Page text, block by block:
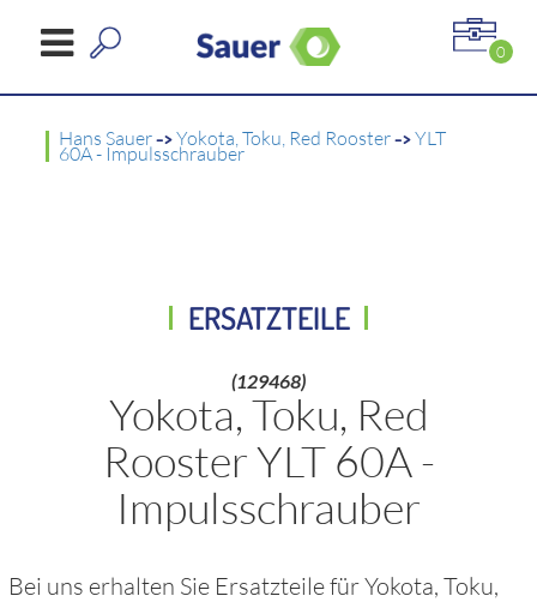
0
Hans Sauer->Yokota, Toku, Red Rooster->YLT
60A - Impulsschrauber
ERSATZTEILE
(129468)
Yokota, Toku, Red
Rooster YLT 60A -
Impulsschrauber
Bei uns erhalten Sie Ersatzteile fürYokota, Toku,